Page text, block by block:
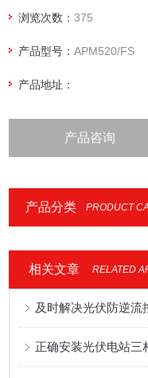
浏览次数：375
产品型号：APM520/FS
产品地址：
产品咨询
产品分类 PRODUCT
相关文章 RELATED